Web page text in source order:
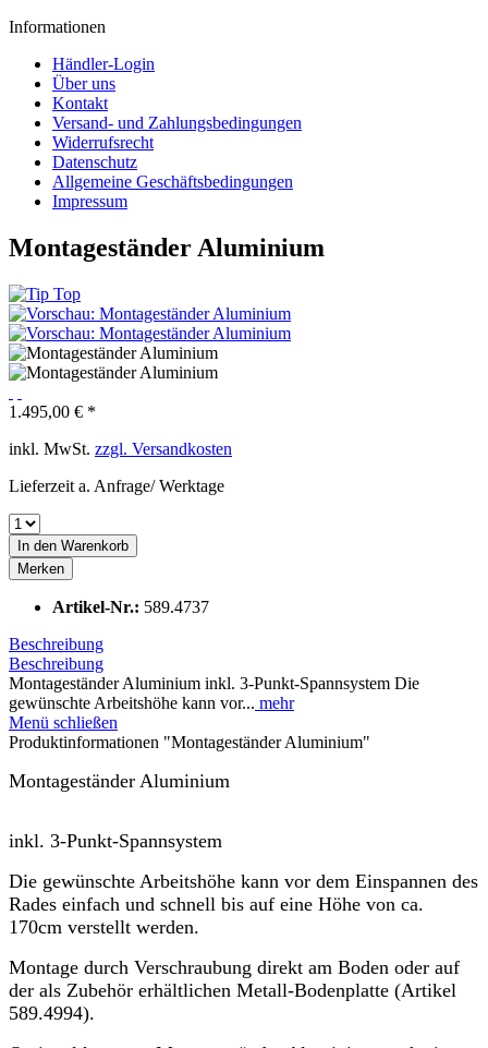
Informationen
Händler-Login
Über uns
Kontakt
Versand- und Zahlungsbedingungen
Widerrufsrecht
Datenschutz
Allgemeine Geschäftsbedingungen
Impressum
Montageständer Aluminium
1.495,00 € *
inkl. MwSt. zzgl. Versandkosten
Lieferzeit a. Anfrage/ Werktage
In den Warenkorb
Merken
Artikel-Nr.: 589.4737
Beschreibung
Beschreibung
Montageständer Aluminium inkl. 3-Punkt-Spannsystem Die
gewünschte Arbeitshöhe kann vor... mehr
Menü schließen
Produktinformationen "Montageständer Aluminium"
Montageständer Aluminium
inkl. 3-Punkt-Spannsystem
Die gewünschte Arbeitshöhe kann vor dem Einspannen des
Rades einfach und schnell bis auf eine Höhe von ca.
170cm verstellt werden.
Montage durch Verschraubung direkt am Boden oder auf
der als Zubehör erhältlichen Metall-Bodenplatte (Artikel
589.4994).